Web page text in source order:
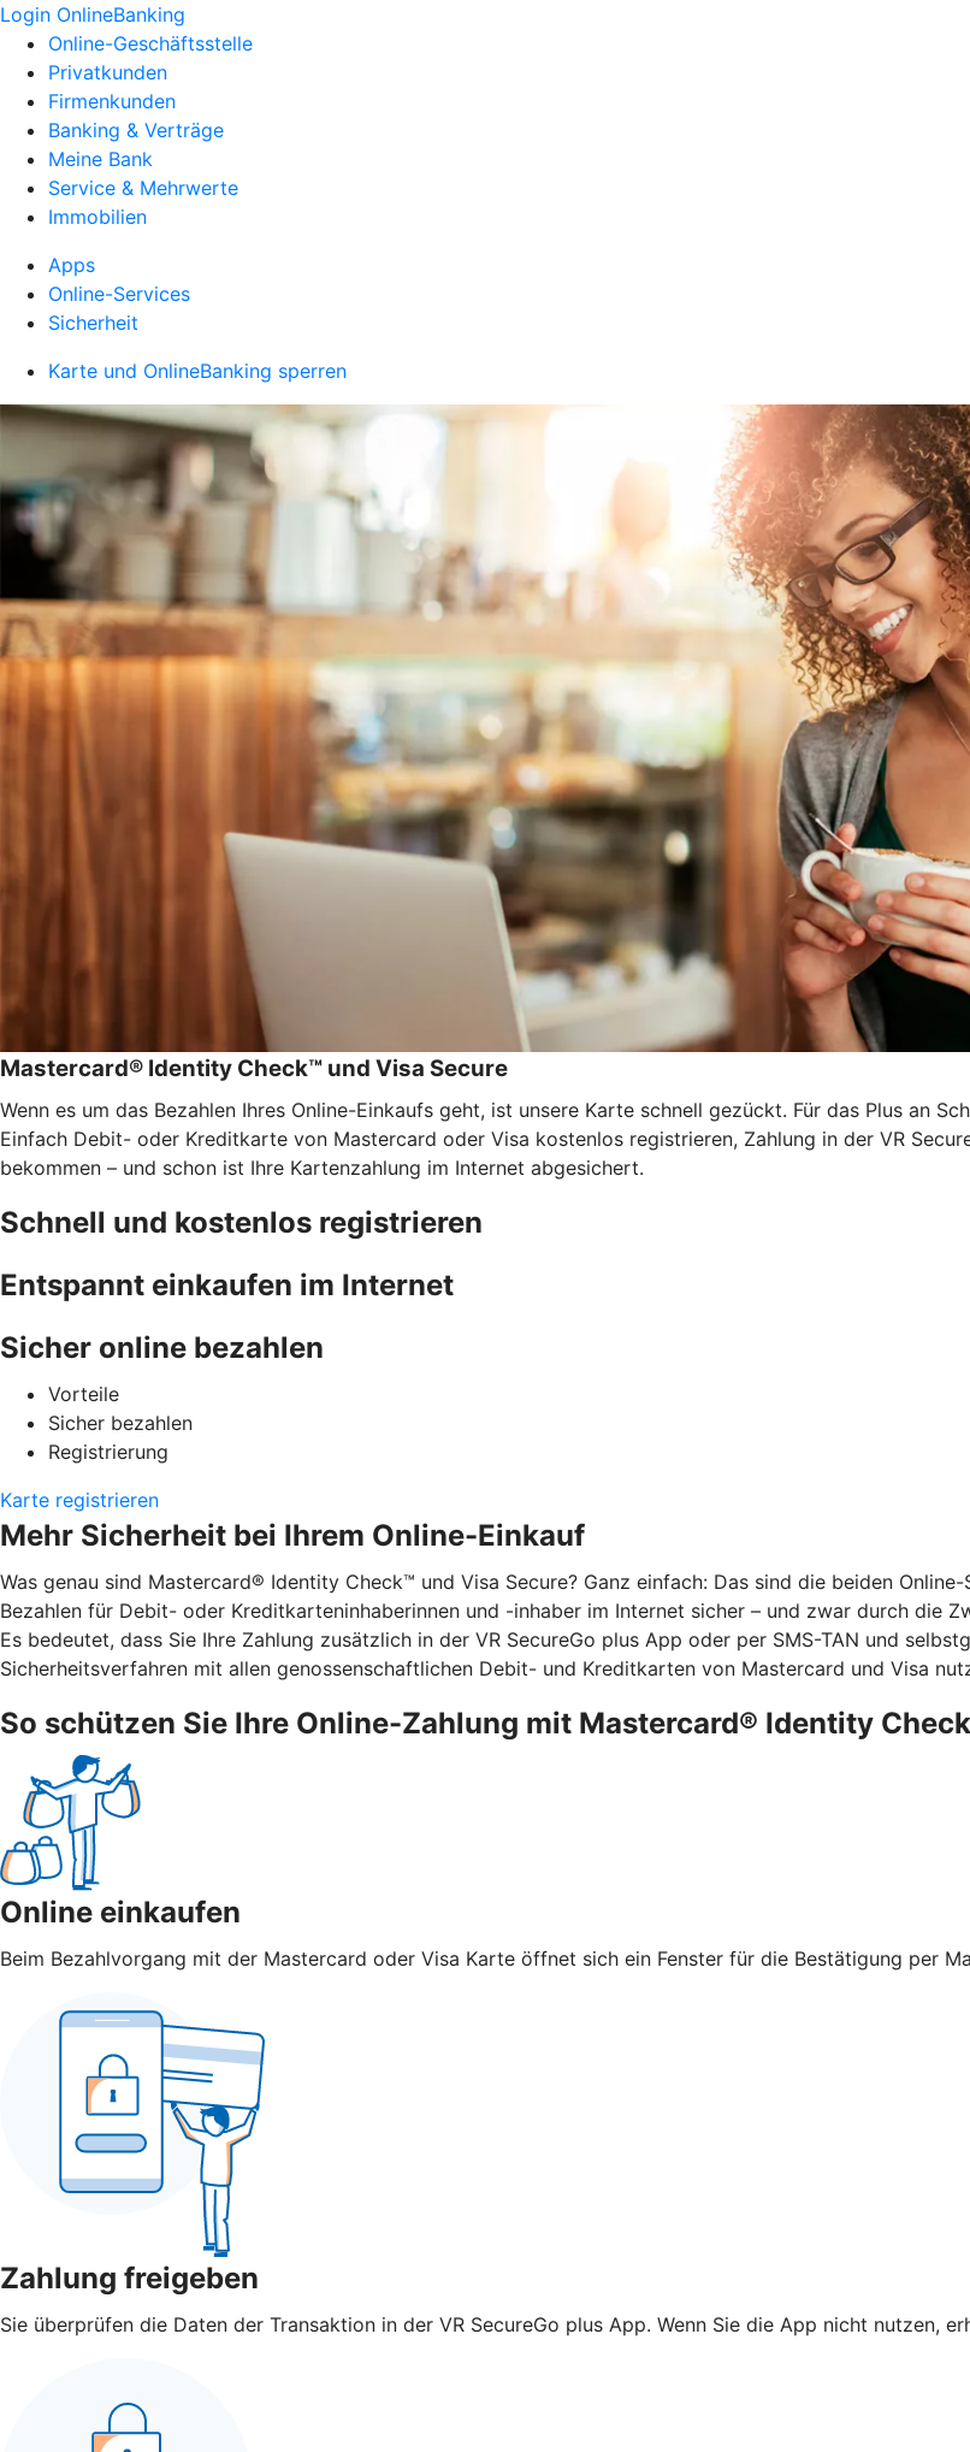
Login OnlineBanking
Online-Geschäftsstelle
Privatkunden
Firmenkunden
Banking & Verträge
Meine Bank
Service & Mehrwerte
Immobilien
Apps
Online-Services
Sicherheit
Karte und OnlineBanking sperren
Mastercard® Identity Check™ und Visa Secure
Wenn es um das Bezahlen Ihres Online-Einkaufs geht, ist unsere Karte schnell gezückt. Für das Plus an
Einfach Debit- oder Kreditkarte von Mastercard oder Visa kostenlos registrieren, Zahlung in der VR
bekommen – und schon ist Ihre Kartenzahlung im Internet abgesichert.
Schnell und kostenlos registrieren
Entspannt einkaufen im Internet
Sicher online bezahlen
Vorteile
Sicher bezahlen
Registrierung
Karte registrieren
Mehr Sicherheit bei Ihrem Online-Einkauf
Was genau sind Mastercard® Identity Check™ und Visa Secure? Ganz einfach: Das sind die beiden
Bezahlen für Debit- oder Kreditkarteninhaberinnen und -inhaber im Internet sicher – und zwar durch die
Es bedeutet, dass Sie Ihre Zahlung zusätzlich in der VR SecureGo plus App oder per SMS-TAN und
Sicherheitsverfahren mit allen genossenschaftlichen Debit- und Kreditkarten von Mastercard und Visa
So schützen Sie Ihre Online-Zahlung mit Mastercard® Identity
Online einkaufen
Beim Bezahlvorgang mit der Mastercard oder Visa Karte öffnet sich ein Fenster für die Bestätigung per
Zahlung freigeben
Sie überprüfen die Daten der Transaktion in der VR SecureGo plus App. Wenn Sie die App nicht nutzen,